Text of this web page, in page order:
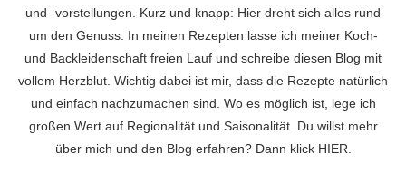
und -vorstellungen. Kurz und knapp: Hier dreht sich alles rund
um den Genuss. In meinen Rezepten lasse ich meiner Koch-
und Backleidenschaft freien Lauf und schreibe diesen Blog mit
vollem Herzblut. Wichtig dabei ist mir, dass die Rezepte natürlich
und einfach nachzumachen sind. Wo es möglich ist, lege ich
großen Wert auf Regionalität und Saisonalität. Du willst mehr
über mich und den Blog erfahren? Dann klick HIER